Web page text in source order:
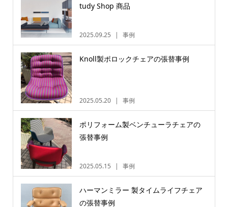
tudy Shop 商品
2025.09.25 事例
Knoll製ポロックチェアの張替事例
2025.05.20 事例
ポリフォーム製ベンチューラチェアの
張替事例
2025.05.15 事例
ハーマンミラー 製タイムライフチェア
の張替事例